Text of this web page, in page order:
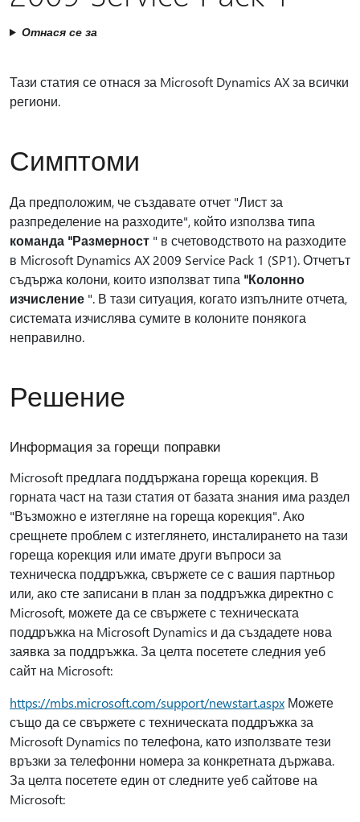
Отнася се за
Тази статия се отнася за Microsoft Dynamics AX за всички
региони.
Симптоми
Да предположим, че създавате отчет "Лист за
разпределение на разходите", който използва типа
команда "Размерност " в счетоводството на разходите
в Microsoft Dynamics AX 2009 Service Pack 1 (SP1). Отчетът
съдържа колони, които използват типа "Колонно
изчисление ". В тази ситуация, когато изпълните отчета,
системата изчислява сумите в колоните понякога
неправилно.
Решение
Информация за горещи поправки
Microsoft предлага поддържана гореща корекция. В
горната част на тази статия от базата знания има раздел
"Възможно е изтегляне на гореща корекция". Ако
срещнете проблем с изтеглянето, инсталирането на тази
гореща корекция или имате други въпроси за
техническа поддръжка, свържете се с вашия партньор
или, ако сте записани в план за поддръжка директно с
Microsoft, можете да се свържете с техническата
поддръжка на Microsoft Dynamics и да създадете нова
заявка за поддръжка. За целта посетете следния уеб
сайт на Microsoft:
https://mbs.microsoft.com/support/newstart.aspx Можете
също да се свържете с техническата поддръжка за
Microsoft Dynamics по телефона, като използвате тези
връзки за телефонни номера за конкретната държава.
За целта посетете един от следните уеб сайтове на
Microsoft: